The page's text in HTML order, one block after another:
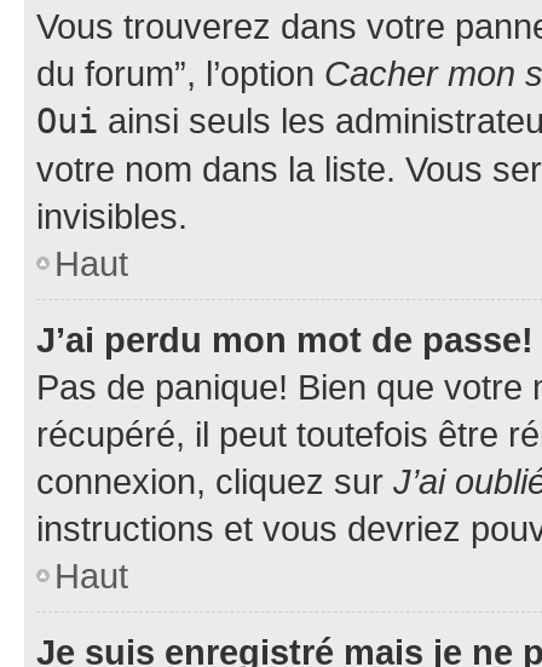
Vous trouverez dans votre
du forum”, l’option Cacher mon
Oui ainsi seuls les
votre nom dans la liste. Vous
invisibles.
Haut
J’ai perdu mon mot de passe!
Pas de panique! Bien que
récupéré, il peut toutefois être
connexion, cliquez sur J’ai
instructions et vous devriez
Haut
Je suis enregistré mais je ne